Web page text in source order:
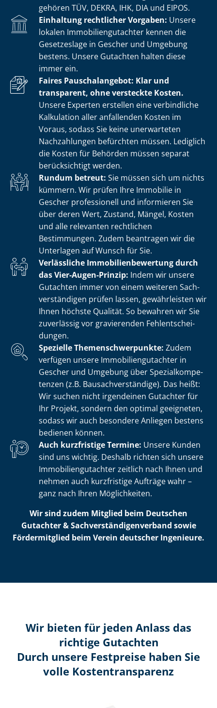
gehören TÜV, DEKRA, IHK, DIA und EIPOS.
Einhaltung rechtlicher Vorgaben: Unsere
lokalen Im­mo­bi­li­en­gut­ach­ter kennen die
Gesetzeslage in Gescher und Umgebung
bestens. Unsere Gutachten halten diese
immer ein.
Faires Pauschalangebot: Klar und
transparent, ohne versteckte Kosten.
Unsere Experten erstellen eine verbindliche
Kalkulation aller anfallenden Kosten im
Voraus, sodass Sie keine unerwarteten
Nachzahlungen befürchten müssen. Lediglich
die Kosten für Behörden müssen separat
berücksichtigt werden.
Rundum betreut: Sie müssen sich um nichts
kümmern. Wir prüfen Ihre Immobilie in
Gescher professionell und informieren Sie
über deren Wert, Zustand, Mängel, Kosten
und alle relevanten rechtlichen
Bestimmungen. Zudem beantragen wir die
Unterlagen auf Wunsch für Sie.
Verlässliche Im­mo­bi­li­en­be­wer­tung durch
das Vier-Augen-Prinzip: Indem wir unsere
Gutachten immer von einem weiteren Sach­
ver­stän­di­gen prüfen lassen, gewährleisten wir
Ihnen höchste Qualität. So bewahren wir Sie
zuverlässig vor gravierenden Fehl­ent­schei­
dun­gen.
Spezielle The­men­schwer­punk­te: Zudem
verfügen unsere Im­mo­bi­li­en­gut­ach­ter in
Gescher und Umgebung über Spe­zi­al­kom­pe­
ten­zen (z.B. Bau­sach­ver­stän­di­ge). Das heißt:
Wir suchen nicht irgendeinen Gutachter für
Ihr Projekt, sondern den optimal geeigneten,
sodass wir auch besondere Anliegen bestens
bedienen können.
Auch kurzfristige Termine: Unsere Kunden
sind uns wichtig. Deshalb richten sich unsere
Im­mo­bi­li­en­gut­ach­ter zeitlich nach Ihnen und
nehmen auch kurzfristige Aufträge wahr –
ganz nach Ihren Möglichkeiten.
Wir sind zudem Mitglied beim Deutschen
Gutachter & Sach­ver­stän­di­gen­ver­band sowie
Fördermitglied beim Verein deutscher Ingenieure.
Wir bieten für jeden Anlass das
richtige Gutachten
Durch unsere Festpreise haben Sie
volle Kosten­transparenz